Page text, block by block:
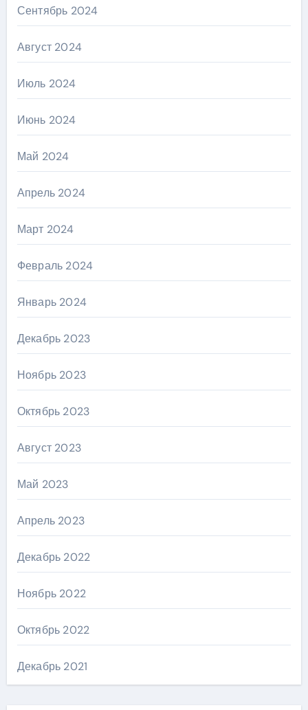
Сентябрь 2024
Август 2024
Июль 2024
Июнь 2024
Май 2024
Апрель 2024
Март 2024
Февраль 2024
Январь 2024
Декабрь 2023
Ноябрь 2023
Октябрь 2023
Август 2023
Май 2023
Апрель 2023
Декабрь 2022
Ноябрь 2022
Октябрь 2022
Декабрь 2021